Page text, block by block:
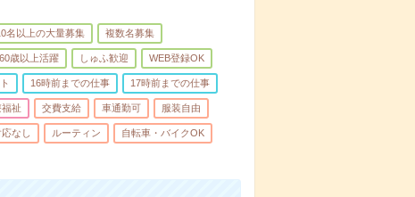
名以上の大量募集 複数名募集
60歳以上活躍 しゅふ歓迎 WEB登録OK
16時前までの仕事 17時前までの仕事
福祉 交費支給 車通勤可 服装自由
なし ルーティン 自転車・バイクOK